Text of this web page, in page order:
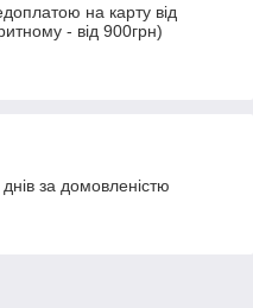
на карту від
- від 900грн)
за домовленістю